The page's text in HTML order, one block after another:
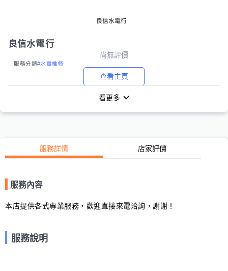
良信水電行
尚無評價
｜服務分類#水電維修
查看主頁
看更多
服務詳情 店家評價
服務內容
本店提供各式專業服務，歡迎直接來電洽詢，謝謝！
服務說明